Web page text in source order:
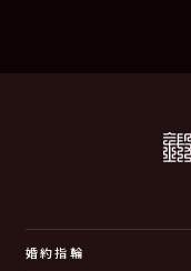
婚約指輪